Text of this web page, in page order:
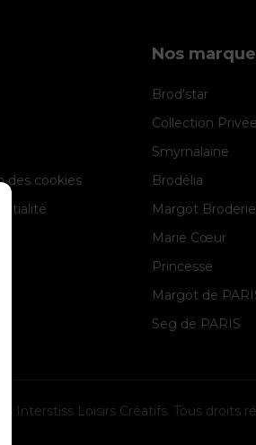
des cookies
Nos
Brod'star
Collection Privée
Smyrnalaine
Brodélia
Margot Broderie
Marie Cœur
Princesse
Margot de
Seg de PARIS
Interstiss Loisirs Créatifs. Tous droits